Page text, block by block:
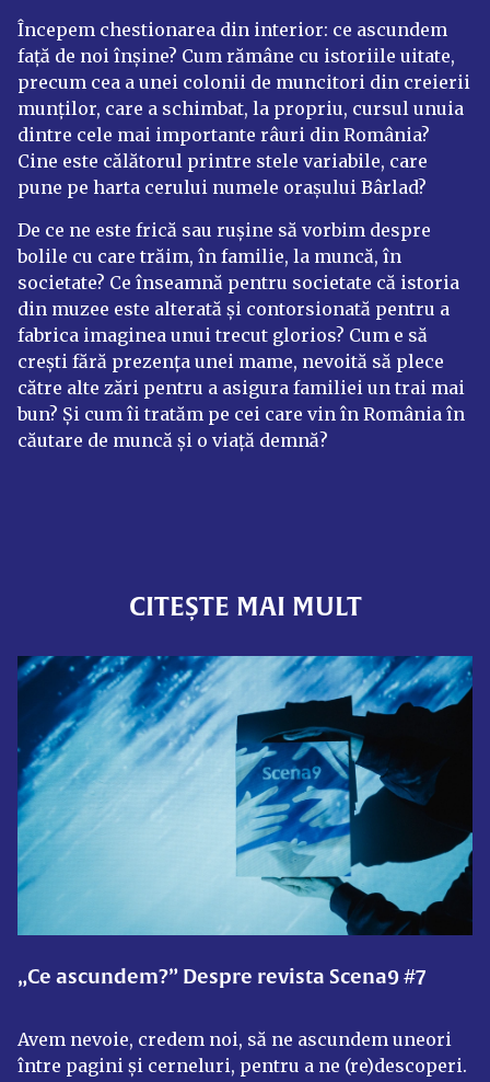
Începem chestionarea din interior: ce ascundem
față de noi înșine? Cum rămâne cu istoriile uitate,
precum cea a unei colonii de muncitori din creierii
munților, care a schimbat, la propriu, cursul unuia
dintre cele mai importante râuri din România?
Cine este călătorul printre stele variabile, care
pune pe harta cerului numele orașului Bârlad?
De ce ne este frică sau rușine să vorbim despre
bolile cu care trăim, în familie, la muncă, în
societate? Ce înseamnă pentru societate că istoria
din muzee este alterată și contorsionată pentru a
fabrica imaginea unui trecut glorios? Cum e să
crești fără prezența unei mame, nevoită să plece
către alte zări pentru a asigura familiei un trai mai
bun? Și cum îi tratăm pe cei care vin în România în
căutare de muncă și o viață demnă?
CITEȘTE MAI MULT
„Ce ascundem?” Despre revista Scena9 #7
Avem nevoie, credem noi, să ne ascundem uneori
între pagini și cerneluri, pentru a ne (re)descoperi.